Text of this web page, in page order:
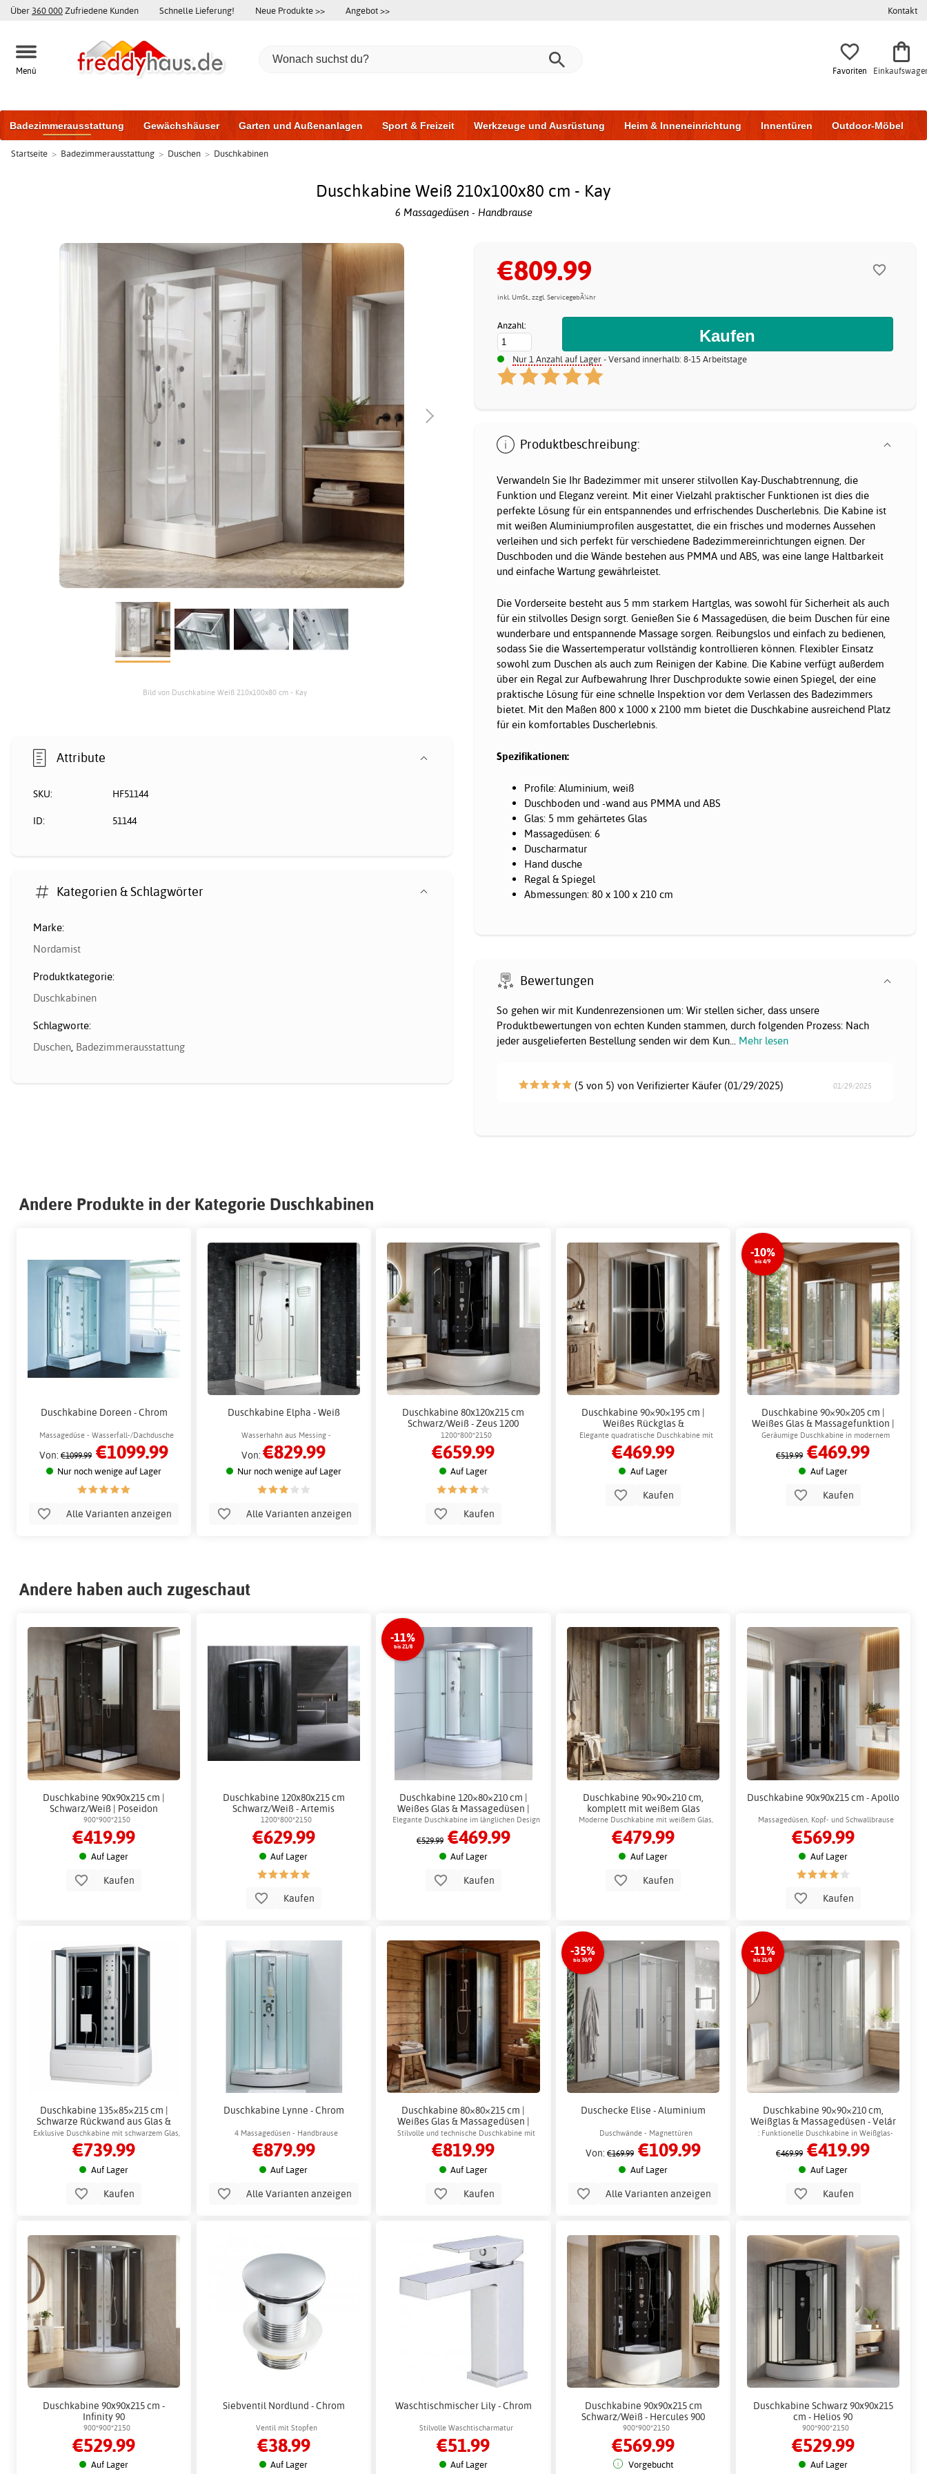
Über 360 000 Zufriedene Kunden Schnelle Lieferung! Neue Produkte >> Angebot >> Kontakt
Menü Favoriten
Badezimmerausstattung Gewächshäuser Garten und Außenanlagen Sport & Freizeit Werkzeuge und Ausrüstung Heim & Inneneinrichtung Innentüren Outdoor-Möbel
Gartenhäuser und Schuppen Haustüren Fenster
Startseite > Badezimmerausstattung > Duschen > Duschkabinen
Duschkabine Weiß 210x100x80 cm - Kay
6 Massagedüsen - Handbrause
Bild von Duschkabine Weiß 210x100x80 cm - Kay
€809.99
inkl. UmSt., zzgl. ServicegebÃ¼hr
Anzahl:
Nur 1 Anzahl auf Lager- Versand innerhalb: 8-15 Arbeitstage
Produktbeschreibung:
Verwandeln Sie Ihr Badezimmer mit unserer stilvollen Kay-Duschabtrennung, die
Funktion und Eleganz vereint. Mit einer Vielzahl praktischer Funktionen ist dies die
perfekte Lösung für ein entspannendes und erfrischendes Duscherlebnis. Die Kabine ist
mit weißen Aluminiumprofilen ausgestattet, die ein frisches und modernes Aussehen
verleihen und sich perfekt für verschiedene Badezimmereinrichtungen eignen. Der
Duschboden und die Wände bestehen aus PMMA und ABS, was eine lange Haltbarkeit
und einfache Wartung gewährleistet.
Die Vorderseite besteht aus 5 mm starkem Hartglas, was sowohl für Sicherheit als auch
für ein stilvolles Design sorgt. Genießen Sie 6 Massagedüsen, die beim Duschen für eine
wunderbare und entspannende Massage sorgen. Reibungslos und einfach zu bedienen,
sodass Sie die Wassertemperatur vollständig kontrollieren können. Flexibler Einsatz
sowohl zum Duschen als auch zum Reinigen der Kabine. Die Kabine verfügt außerdem
über ein Regal zur Aufbewahrung Ihrer Duschprodukte sowie einen Spiegel, der eine
praktische Lösung für eine schnelle Inspektion vor dem Verlassen des Badezimmers
bietet. Mit den Maßen 800 x 1000 x 2100 mm bietet die Duschkabine ausreichend Platz
für ein komfortables Duscherlebnis.
Spezifikationen:
Profile: Aluminium, weiß
Duschboden und -wand aus PMMA und ABS
Glas: 5 mm gehärtetes Glas
Massagedüsen: 6
Duscharmatur
Hand dusche
Regal & Spiegel
Abmessungen: 80 x 100 x 210 cm
Attribute
SKU: HF51144
ID: 51144
Kategorien & Schlagwörter
Marke:
Nordamist
Produktkategorie:
Duschkabinen
Schlagworte:
Duschen, Badezimmerausstattung
Bewertungen
So gehen wir mit Kundenrezensionen um: Wir stellen sicher, dass unsere
Produktbewertungen von echten Kunden stammen, durch folgenden Prozess: Nach
jeder ausgelieferten Bestellung senden wir dem Kun... Mehr lesen
(5 von 5) von Verifizierter Käufer (01/29/2025) 01/29/2025
Andere Produkte in der Kategorie Duschkabinen
Duschkabine Doreen - Chrom
Massagedüse - Wasserfall-/Dachdusche
Von:€1099.99 €1099.99
Nur noch wenige auf Lager
Alle Varianten anzeigen
Duschkabine Elpha - Weiß
Wasserhahn aus Messing -
Wasserfall-/Deckendusche
Von:€829.99
Nur noch wenige auf Lager
Alle Varianten anzeigen
Duschkabine 80x120x215 cm
Schwarz/Weiß - Zeus 1200
1200*800*2150
€659.99
Auf Lager
Kaufen
Duschkabine 90×90×195 cm |
Weißes Rückglas &
Aluminiumprofil | Liris
Elegante quadratische Duschkabine mit
weißer Rückwand und Chromdetails
€469.99
Auf Lager
Kaufen
-10%
bis 4/9
Duschkabine 90×90×205 cm |
Weißes Glas & Massagefunktion |
Aether
Geräumige Duschkabine in modernem
Design mit Handbrause und Kopfbrause
€519.99 €469.99
Auf Lager
Kaufen
Andere haben auch zugeschaut
Duschkabine 90x90x215 cm |
Schwarz/Weiß | Poseidon
900*900*2150
€419.99
Auf Lager
Kaufen
Duschkabine 120x80x215 cm
Schwarz/Weiß - Artemis
1200*800*2150
€629.99
Auf Lager
Kaufen
-11%
bis 21/8
Duschkabine 120×80×210 cm |
Weißes Glas & Massagedüsen |
Nereida
Elegante Duschkabine im länglichen Design
mit weißer Rückwand und vollem
Duschkomfort
€529.99 €469.99
Auf Lager
Kaufen
Duschkabine 90×90×210 cm,
komplett mit weißem Glas
verkleidet und mit
Massagefunktion - Nebula
Moderne Duschkabine mit weißem Glas,
Kopfbrause und sechs Massagedüsen
€479.99
Auf Lager
Kaufen
Duschkabine 90x90x215 cm - Apollo
Massagedüsen, Kopf- und Schwallbrause
€569.99
Auf Lager
Kaufen
Duschkabine 135×85×215 cm |
Schwarze Rückwand aus Glas &
Massagefunktion | Nox
Exklusive Duschkabine mit schwarzem Glas,
Massagedüsen und hoher Duschwanne
€739.99
Auf Lager
Kaufen
Duschkabine Lynne - Chrom
4 Massagedüsen - Handbrause
€879.99
Auf Lager
Alle Varianten anzeigen
Duschkabine 80×80×215 cm |
Weißes Glas & Massagedüsen |
Nova
Stilvolle und technische Duschkabine mit
weißem Glasdesign und komplettem
Duschsystem
€819.99
Auf Lager
Kaufen
-35%
bis 30/9
Duschecke Elise - Aluminium
Duschwände - Magnettüren
Von:€169.99 €109.99
Auf Lager
Alle Varianten anzeigen
-11%
bis 21/8
Duschkabine 90×90×210 cm,
Weißglas & Massagedüsen - Velár
: Funktionelle Duschkabine in Weißglas-
Design, Handbrause und Massagefunktion
€469.99 €419.99
Auf Lager
Kaufen
Duschkabine 90x90x215 cm -
Infinity 90
900*900*2150
€529.99
Auf Lager
Siebventil Nordlund - Chrom
Ventil mit Stopfen
€38.99
Auf Lager
Waschtischmischer Lily - Chrom
Stilvolle Waschtischarmatur
€51.99
Auf Lager
Duschkabine 90x90x215 cm
Schwarz/Weiß - Hercules 900
900*900*2150
€569.99
Vorgebucht
Duschkabine Schwarz 90x90x215
cm - Helios 90
900*900*2150
€529.99
Auf Lager